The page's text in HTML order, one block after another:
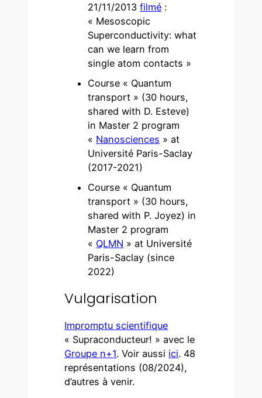
21/11/2013filmé :
« Mesoscopic
Superconductivity: what
can we learn from
single atom contacts »
Course « Quantum
transport » (30 hours,
shared with D. Esteve)
in Master 2 program
« Nanosciences » at
Université Paris-Saclay
(2017-2021)
Course « Quantum
transport » (30 hours,
shared with P. Joyez) in
Master 2 program
« QLMN » at Université
Paris-Saclay (since
2022)
Vulgarisation
Impromptu scientifique
« Supraconducteur! » avec le
Groupe n+1. Voir aussi ici. 48
représentations (08/2024),
d’autres à venir.